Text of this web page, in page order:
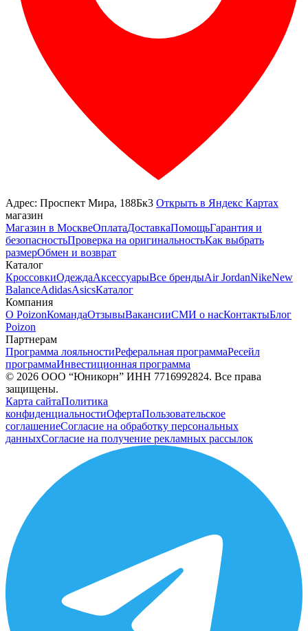
Адрес: Проспект Мира, 188Бк3 Открыть в Яндекс Картах
магазин
Магазин в МосквеОплатаДоставкаПомощьГарантия и
безопасностьПроверка на оригинальностьКак выбрать
размерОбмен и возврат
Каталог
КроссовкиОдеждаАксессуарыВсе брендыAir JordanNikeNew
BalanceAdidasAsicsКаталог
Компания
О PoizonКомандаОтзывыВакансииСМИ о насКонтактыБлог
Poizon
Партнерам
Программа лояльностиРеферальная программаРесейл
программаИнвестиционная программа
© 2026 ООО “Юникорн” ИНН 7716992824. Все права
защищены.
Карта сайтаПолитика
конфиденциальностиОфертаПользовательское
соглашениеСогласие на обработку персональных
данныхСогласие на получение рекламных рассылок